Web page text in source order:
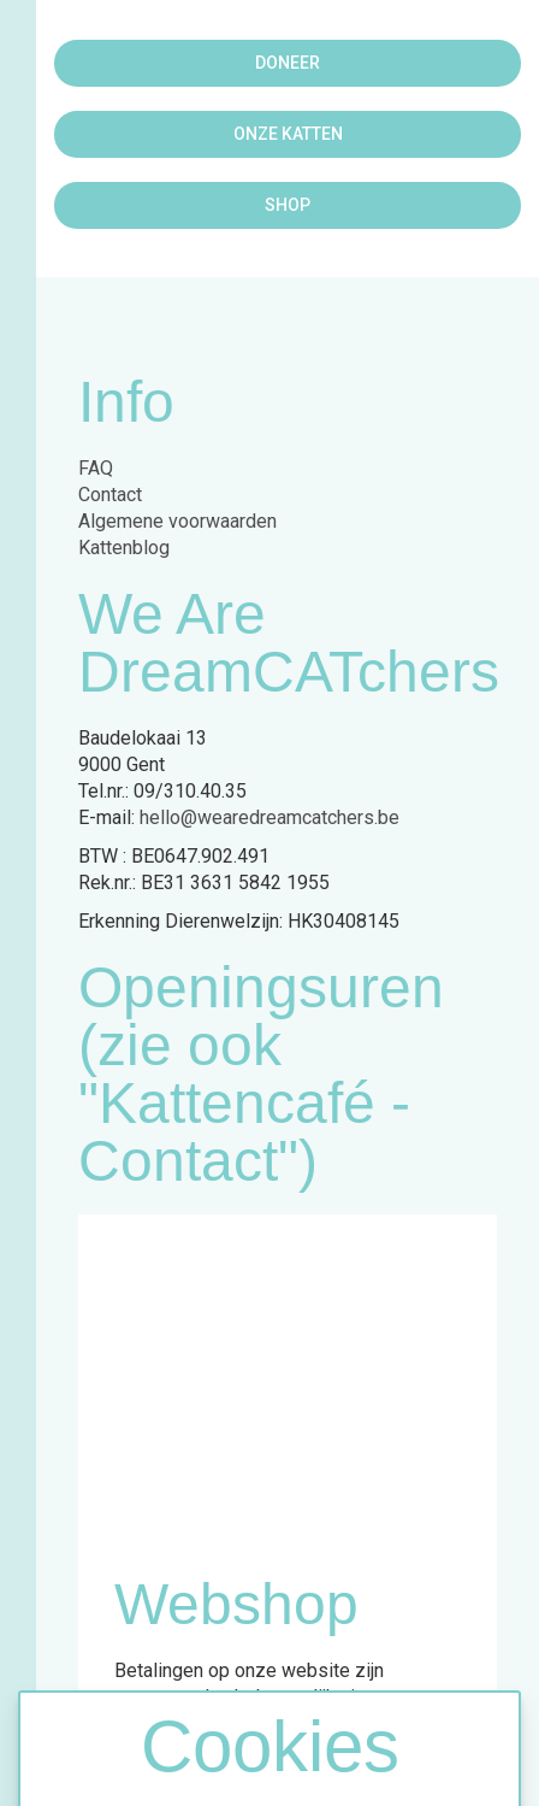
DONEER
ONZE KATTEN
SHOP
Cookies
Info
FAQ
Contact
Algemene voorwaarden
Kattenblog
We Are
DreamCATchers
Baudelokaai 13
9000 Gent
Tel.nr.: 09/310.40.35
E-mail: hello@wearedreamcatchers.be
BTW : BE0647.902.491
Rek.nr.: BE31 3631 5842 1955
Erkenning Dierenwelzijn: HK30408145
Openingsuren
(zie ook
"Kattencafé -
Contact")
Webshop
Betalingen op onze website zijn
momenteel enkel mogelijk via
overschrijving.
Meer info vind je in de bevestigingsmail
van jouw aankoop.